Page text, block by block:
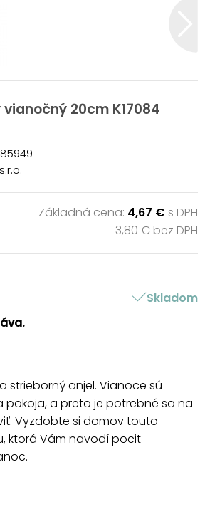
20cm K17084
Základná cena: 4,67 € s DPH
3,80 € bez DPH
Skladom
strieborný anjel. Vianoce sú
pokoja, a preto je potrebné sa na
Vyzdobte si domov touto
ktorá Vám navodí pocit